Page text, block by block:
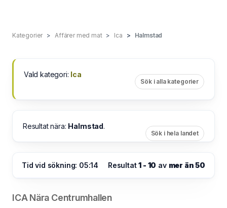
Kategorier Affärer med mat Ica Halmstad
Vald kategori: Ica
Sök i alla kategorier
Resultat nära: Halmstad.
Sök i hela landet
Tid vid sökning: 05:14 Resultat1 - 10 av mer än 50
ICA Nära Centrumhallen